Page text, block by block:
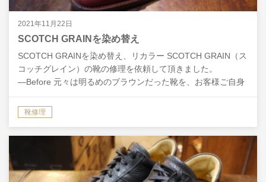
2021年11月22日
SCOTCH GRAINを染め替え
SCOTCH GRAINを染め替え、リカラー SCOTCH GRAIN（ス
コッチグレイン）の靴の修理を依頼して頂きました。
―Before 元々は明るめのブラウンだった靴を、お客様ご自身
靴修理